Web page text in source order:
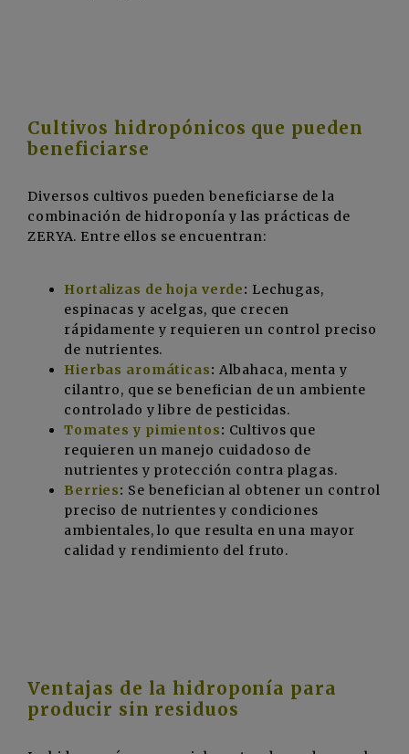
Cultivos hidropónicos que pueden
beneficiarse
Diversos cultivos pueden beneficiarse de la
combinación de hidroponía y las prácticas de
ZERYA. Entre ellos se encuentran:
Hortalizas de hoja verde: Lechugas,
espinacas y acelgas, que crecen
rápidamente y requieren un control preciso
de nutrientes.
Hierbas aromáticas: Albahaca, menta y
cilantro, que se benefician de un ambiente
controlado y libre de pesticidas.
Tomates y pimientos: Cultivos que
requieren un manejo cuidadoso de
nutrientes y protección contra plagas.
Berries: Se benefician al obtener un control
preciso de nutrientes y condiciones
ambientales, lo que resulta en una mayor
calidad y rendimiento del fruto.
Ventajas de la hidroponía para
producir sin residuos